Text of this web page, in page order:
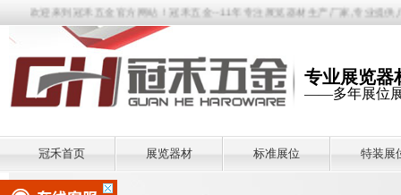
欢迎来到冠禾五金官方网站！冠禾五金--11年专注展览器材生产厂家,专业提供八
专业展览器
——多年展位
冠禾首页 展览器材 标准展位 特装展